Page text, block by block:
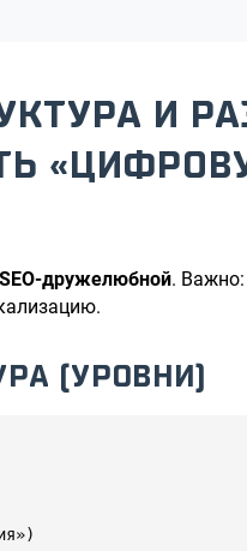
И
дружелюбной. Важно:
(УРОВНИ)